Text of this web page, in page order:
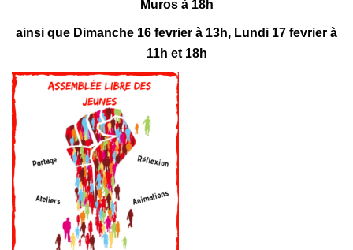
Muros à 18h
ainsi que Dimanche 16 fevrier à 13h, Lundi 17 fevrier à
11h et 18h